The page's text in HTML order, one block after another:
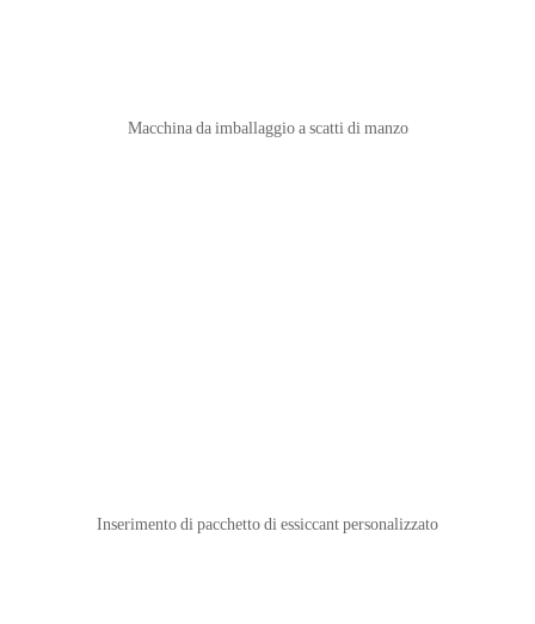
Macchina da imballaggio a scatti di manzo
Inserimento di pacchetto di essiccant personalizzato